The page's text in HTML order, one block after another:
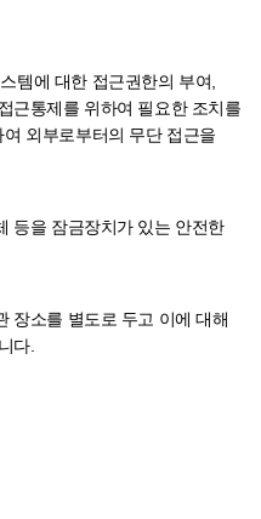
템에 대한 접근권한의 부여,
근통제를 위하여 필요한 조치를
외부로부터의 무단 접근을
등을 잠금장치가 있는 안전한
장소를 별도로 두고 이에 대해
다.